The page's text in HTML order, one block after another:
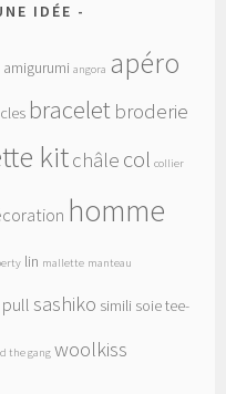
IDÉE
amigurumi angora apéro
bracelet broderie
kitchâle col collier
homme
lin mallette manteau
pull sashiko simili soietee-
the gang woolkiss